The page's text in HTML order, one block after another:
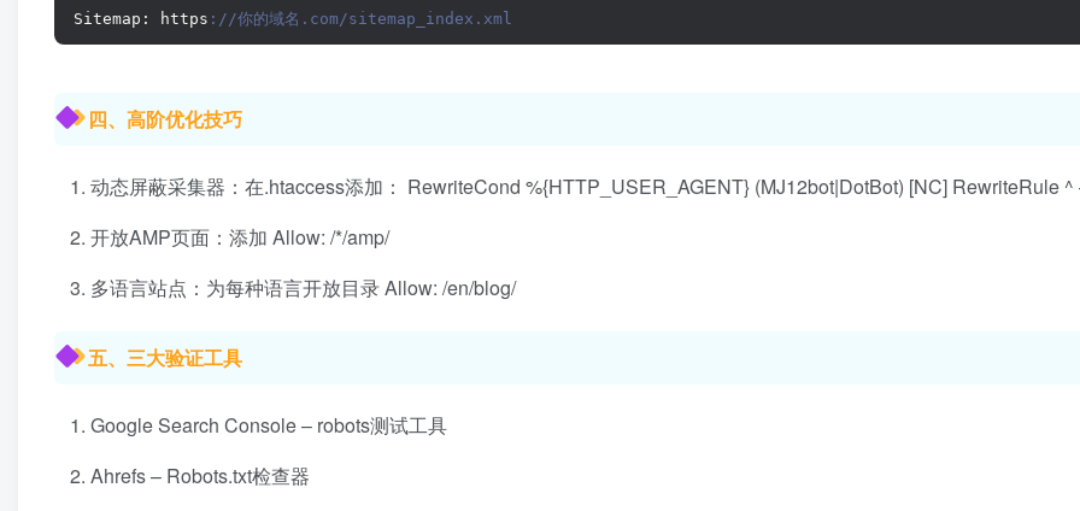
Sitemap: https ://你的域名.com/sitemap_index.xml
四、高阶优化技巧
动态屏蔽采集器：在.htaccess添加： RewriteCond %{HTTP_USER_AGENT} (MJ12bot|DotBot) [NC] RewriteRule ^
开放AMP页面：添加 Allow: /*/amp/
多语言站点：为每种语言开放目录 Allow: /en/blog/
五、三大验证工具
Google Search Console – robots测试工具
Ahrefs – Robots.txt检查器